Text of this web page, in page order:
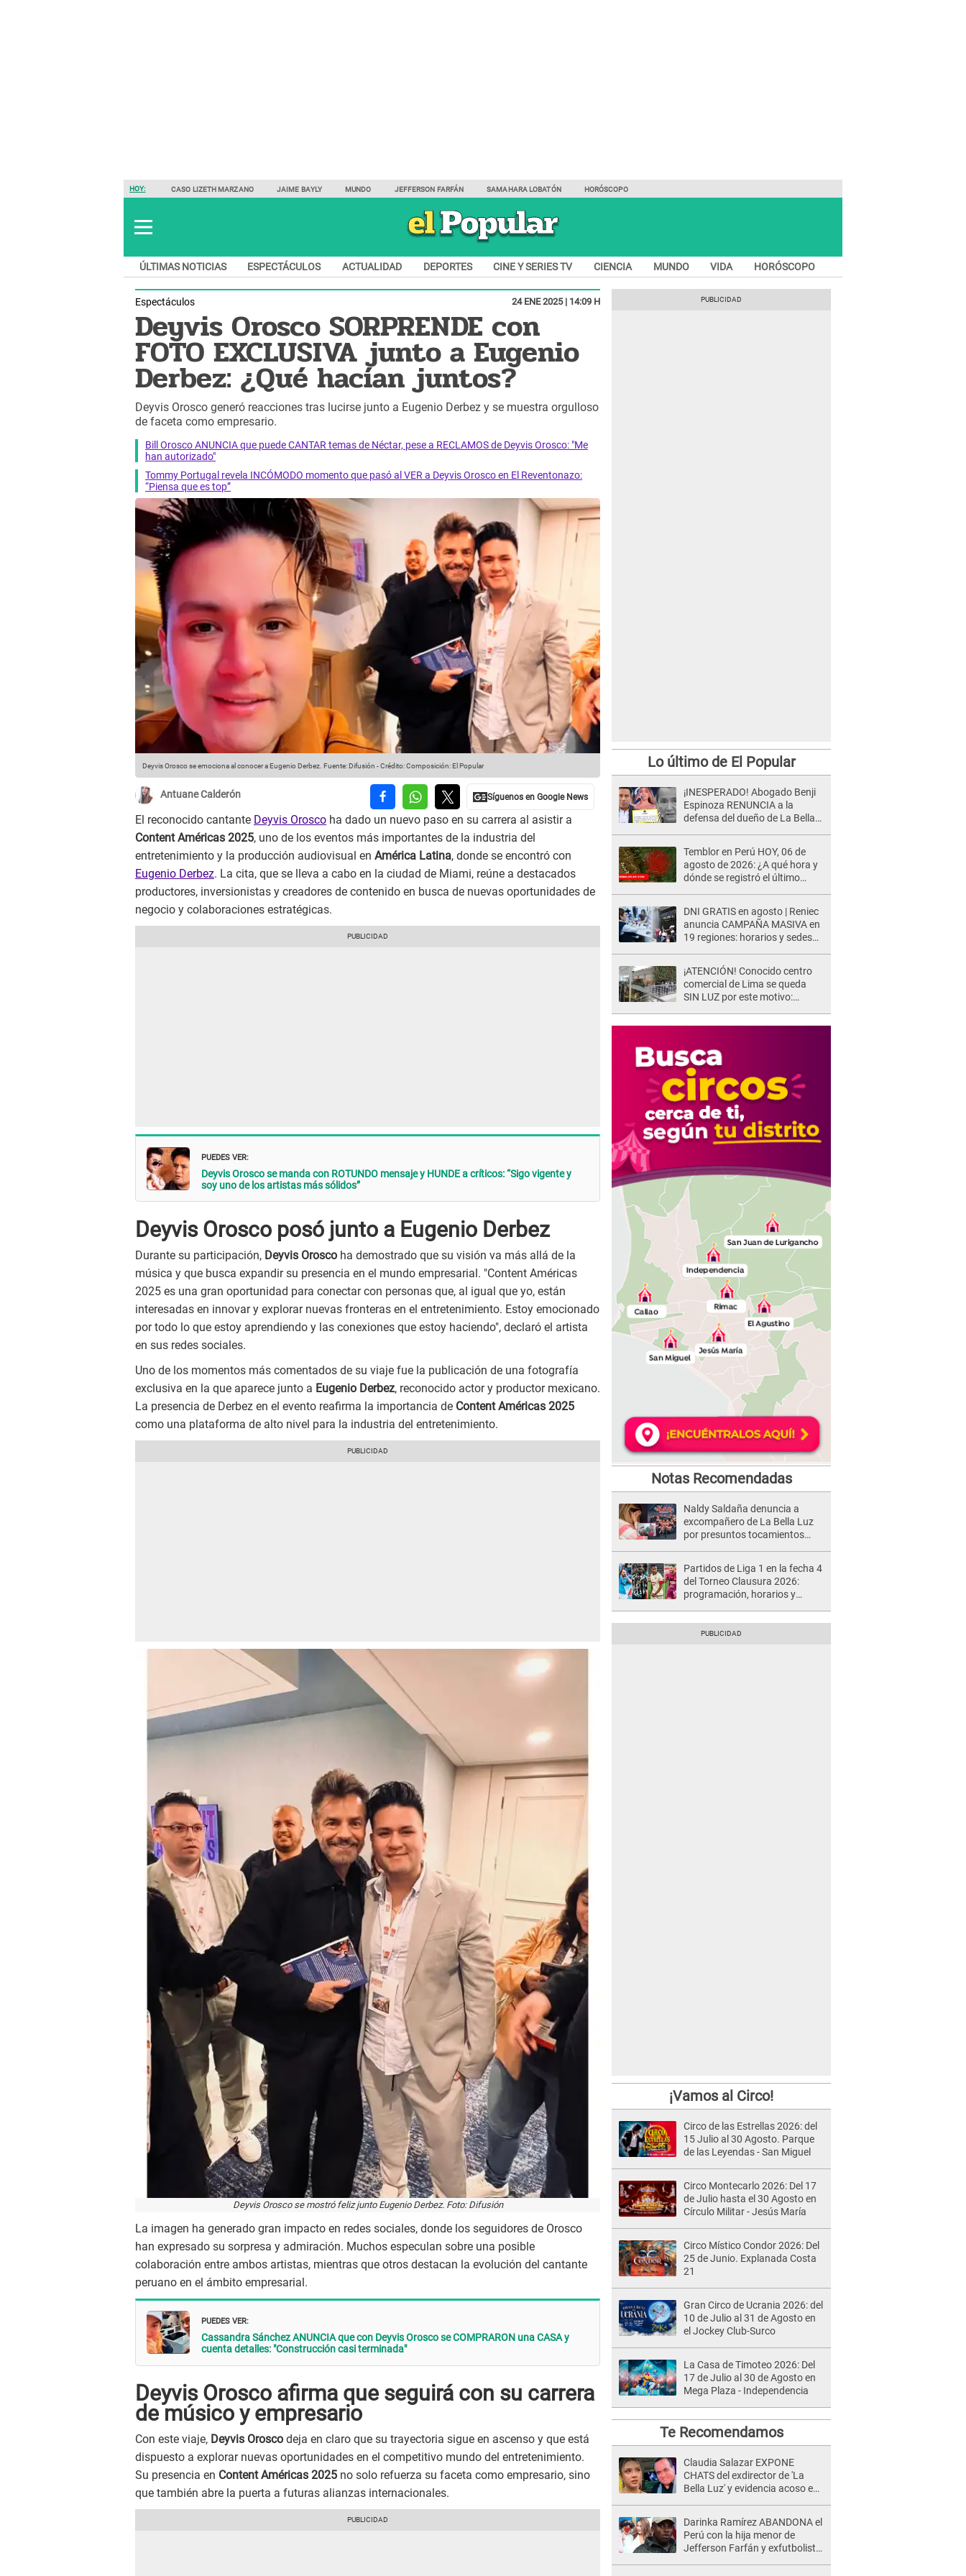
HOY: CASO LIZETH MARZANO JAIME BAYLY MUNDO JEFFERSON FARFÁN SAMAHARA LOBATÓN HORÓSCOPO
ÚLTIMAS NOTICIAS ESPECTÁCULOS ACTUALIDAD DEPORTES CINE Y SERIES TV CIENCIA MUNDO VIDA HORÓSCOPO
Espectáculos 24 ENE 2025 | 14:09 H
Deyvis Orosco SORPRENDE con
FOTO EXCLUSIVA junto a Eugenio
Derbez: ¿Qué hacían juntos?
Deyvis Orosco generó reacciones tras lucirse junto a Eugenio Derbez y se muestra orgulloso
de faceta como empresario.
Bill Orosco ANUNCIA que puede CANTAR temas de Néctar, pese a RECLAMOS de Deyvis Orosco: "Me
han autorizado"
Tommy Portugal revela INCÓMODO momento que pasó al VER a Deyvis Orosco en El Reventonazo:
“Piensa que es top”
Deyvis Orosco se emociona al conocer a Eugenio Derbez. Fuente: Difusión -Crédito: Composición: El Popular
Antuane Calderón
El reconocido cantante Deyvis Orosco ha dado un nuevo paso en su carrera al asistir a
Content Américas 2025, uno de los eventos más importantes de la industria del
entretenimiento y la producción audiovisual en América Latina, donde se encontró con
Eugenio Derbez. La cita, que se lleva a cabo en la ciudad de Miami, reúne a destacados
productores, inversionistas y creadores de contenido en busca de nuevas oportunidades de
negocio y colaboraciones estratégicas.
PUEDES VER:
Deyvis Orosco se manda con ROTUNDO mensaje y HUNDE a críticos: “Sigo vigente y
soy uno de los artistas más sólidos”
Deyvis Orosco posó junto a Eugenio Derbez
Durante su participación, Deyvis Orosco ha demostrado que su visión va más allá de la
música y que busca expandir su presencia en el mundo empresarial. "Content Américas
2025 es una gran oportunidad para conectar con personas que, al igual que yo, están
interesadas en innovar y explorar nuevas fronteras en el entretenimiento. Estoy emocionado
por todo lo que estoy aprendiendo y las conexiones que estoy haciendo", declaró el artista
en sus redes sociales.
Uno de los momentos más comentados de su viaje fue la publicación de una fotografía
exclusiva en la que aparece junto a Eugenio Derbez, reconocido actor y productor mexicano.
La presencia de Derbez en el evento reafirma la importancia de Content Américas 2025
como una plataforma de alto nivel para la industria del entretenimiento.
Deyvis Orosco se mostró feliz junto Eugenio Derbez. Foto: Difusión
La imagen ha generado gran impacto en redes sociales, donde los seguidores de Orosco
han expresado su sorpresa y admiración. Muchos especulan sobre una posible
colaboración entre ambos artistas, mientras que otros destacan la evolución del cantante
peruano en el ámbito empresarial.
PUEDES VER:
Cassandra Sánchez ANUNCIA que con Deyvis Orosco se COMPRARON una CASA y
cuenta detalles: "Construcción casi terminada"
Deyvis Orosco afirma que seguirá con su carrera
de músico y empresario
Con este viaje, Deyvis Orosco deja en claro que su trayectoria sigue en ascenso y que está
dispuesto a explorar nuevas oportunidades en el competitivo mundo del entretenimiento.
Su presencia en Content Américas 2025 no solo refuerza su faceta como empresario, sino
que también abre la puerta a futuras alianzas internacionales.
Lo último de El Popular
¡INESPERADO! Abogado Benji
Espinoza RENUNCIA a la
defensa del dueño de La Bella
Temblor en Perú HOY, 06 de
agosto de 2026: ¿A qué hora y
dónde se registró el último
DNI GRATIS en agosto | Reniec
anuncia CAMPAÑA MASIVA en
19 regiones: horarios y sedes
¡ATENCIÓN! Conocido centro
comercial de Lima se queda
SIN LUZ por este motivo:
Notas Recomendadas
Naldy Saldaña denuncia a
excompañero de La Bella Luz
por presuntos tocamientos
Partidos de Liga 1 en la fecha 4
del Torneo Clausura 2026:
programación, horarios y
¡Vamos al Circo!
Circo de las Estrellas 2026: del
15 Julio al 30 Agosto. Parque
de las Leyendas - San Miguel
Circo Montecarlo 2026: Del 17
de Julio hasta el 30 Agosto en
Círculo Militar - Jesús María
Circo Místico Condor 2026: Del
25 de Junio. Explanada Costa
21
Gran Circo de Ucrania 2026: del
10 de Julio al 31 de Agosto en
el Jockey Club-Surco
La Casa de Timoteo 2026: Del
17 de Julio al 30 de Agosto en
Mega Plaza - Independencia
Te Recomendamos
Claudia Salazar EXPONE
CHATS del exdirector de 'La
Bella Luz' y evidencia acoso e
Darinka Ramírez ABANDONA el
Perú con la hija menor de
Jefferson Farfán y exfutbolista